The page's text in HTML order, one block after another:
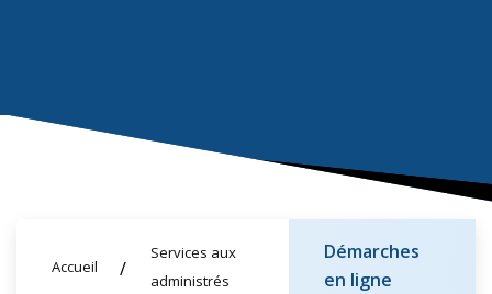
Accueil
Services aux
administrés
Démarches
en ligne